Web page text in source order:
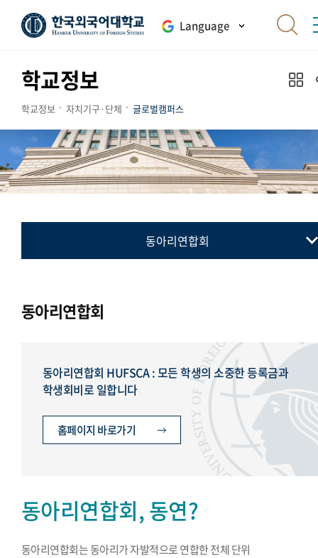
Language
학교정보
학교정보 자치기구·단체 글로벌캠퍼스
동아리연합회
세계민속문화축전준비위원회
동아리연합회
동아리연합회 HUFSCA : 모든 학생의 소중한 등록금과
학생회비로 일합니다
홈페이지 바로가기
동아리연합회, 동연?
동아리연합회는 동아리가 자발적으로 연합한 전체 단위